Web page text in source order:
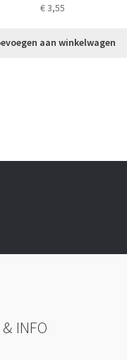
€3,55
aan winkelwagen
INFO